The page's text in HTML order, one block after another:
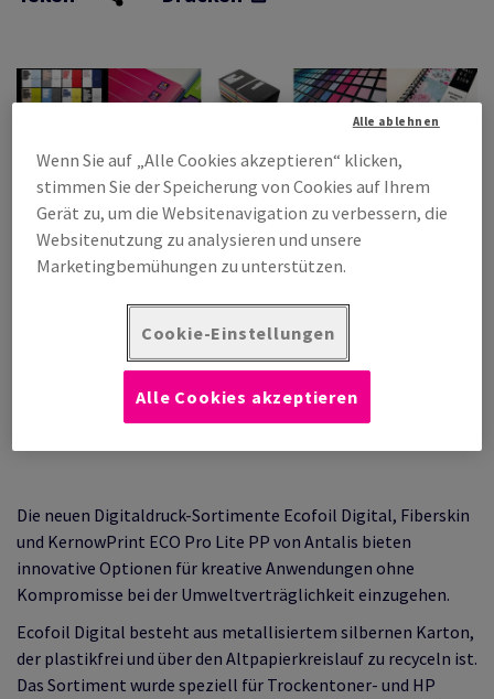
Die Nachfrage nach Druckmedien, die sowohl nachhaltig sind
als auch kreative Anwendungen ermöglichen, wächst. Antalis
Die neuen Digitaldruck-Sortimente Ecofoil Digital, Fiberskin
und KernowPrint ECO Pro Lite PP von Antalis bieten
innovative Optionen für kreative Anwendungen ohne
Kompromisse bei der Umweltverträglichkeit einzugehen.
Ecofoil Digital besteht aus metallisiertem silbernen Karton,
der plastikfrei und über den Altpapierkreislauf zu recyceln ist.
Das Sortiment wurde speziell für Trockentoner- und HP
Wenn Sie auf „Alle Cookies akzeptieren“ klicken,
stimmen Sie der Speicherung von Cookies auf Ihrem
Gerät zu, um die Websitenavigation zu verbessern, die
Websitenutzung zu analysieren und unsere
Marketingbemühungen zu unterstützen.
Cookie-Einstellungen
Alle ablehnen
Alle Cookies akzeptieren